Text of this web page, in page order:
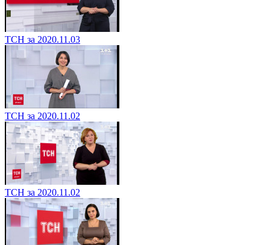
ТСН за 2020.11.03
ТСН за 2020.11.02
ТСН за 2020.11.02